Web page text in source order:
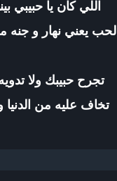
اللي كان يا حبيبي
الحب يعني نهار و
تجرح حبيبك ولا
تخاف عليه من الدنيا